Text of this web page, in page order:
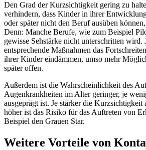
Den Grad der Kurzsichtigkeit gering zu
verhindern, dass Kinder in ihrer
oder später nicht den Beruf ausüben
Denn: Manche Berufe, wie zum Beispiel
gewisse Sehstärke nicht unterschritten wird.
entsprechende Maßnahmen das
ihrer Kinder eindämmen, umso mehr
später offen.
Außerdem ist die Wahrscheinlichkeit des
Augenkrankheiten im Alter geringer, je
ausgeprägt ist. Je stärker die Kurzsichtigkeit
höher ist das Risiko für das Auftreten von
Beispiel den Grauen Star.
Weitere Vorteile von